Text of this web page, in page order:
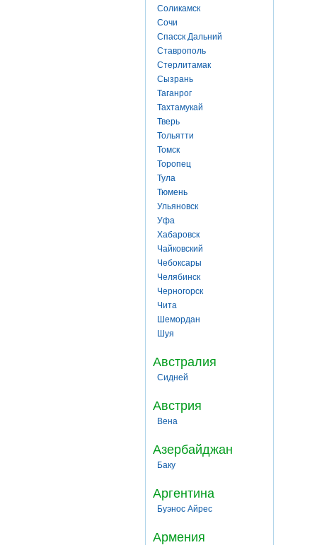
Соликамск
Сочи
Спасск Дальний
Ставрополь
Стерлитамак
Сызрань
Таганрог
Тахтамукай
Тверь
Тольятти
Томск
Торопец
Тула
Тюмень
Ульяновск
Уфа
Хабаровск
Чайковский
Чебоксары
Челябинск
Черногорск
Чита
Шемордан
Шуя
Австралия
Сидней
Австрия
Вена
Азербайджан
Баку
Аргентина
Буэнос Айрес
Армения